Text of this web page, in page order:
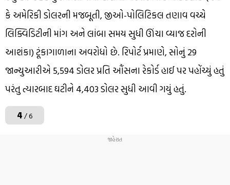
કે અમેરિકી ડોલરની મજબૂતી, જીઓ-પોલિટિકલ તણાવ વચ્ચે
લિક્વિડિટીની માંગ અને લાંબા સમય સુધી ઊંચા વ્યાજ દરોની
આશંકા) ટૂંકાગાળાના અવરોધો છે. રિપોર્ટ પ્રમાણે, સોનું 29
જાન્યુઆરીએ 5,594 ડોલર પ્રતિ ઔંસના રેકોર્ડ હાઈ પર પહોંચ્યું હતું
પરંતુ ત્યારબાદ ઘટીને 4,403 ડોલર સુધી આવી ગયું હતું.
4/ 6